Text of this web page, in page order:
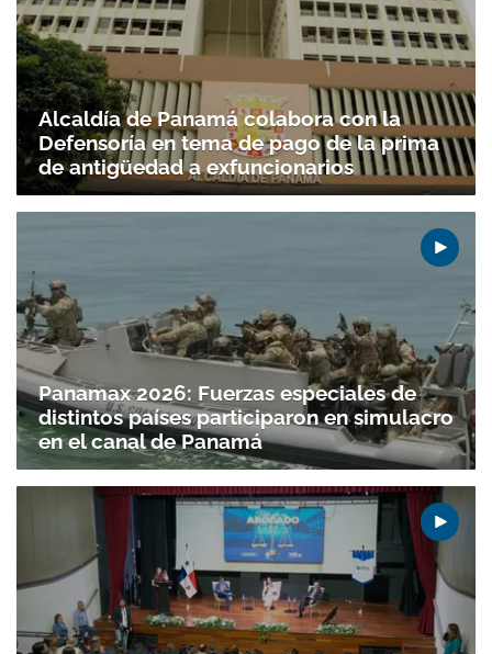
Alcaldía de Panamá colabora con la
Defensoría en tema de pago de la prima
de antigüedad a exfuncionarios
Panamax 2026: Fuerzas especiales de
distintos países participaron en simulacro
en el canal de Panamá